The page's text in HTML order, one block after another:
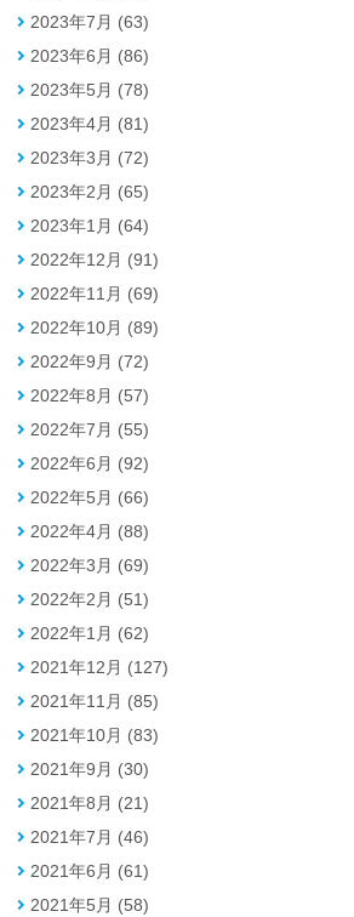
2023年7月 (63)
2023年6月 (86)
2023年5月 (78)
2023年4月 (81)
2023年3月 (72)
2023年2月 (65)
2023年1月 (64)
2022年12月 (91)
2022年11月 (69)
2022年10月 (89)
2022年9月 (72)
2022年8月 (57)
2022年7月 (55)
2022年6月 (92)
2022年5月 (66)
2022年4月 (88)
2022年3月 (69)
2022年2月 (51)
2022年1月 (62)
2021年12月 (127)
2021年11月 (85)
2021年10月 (83)
2021年9月 (30)
2021年8月 (21)
2021年7月 (46)
2021年6月 (61)
2021年5月 (58)